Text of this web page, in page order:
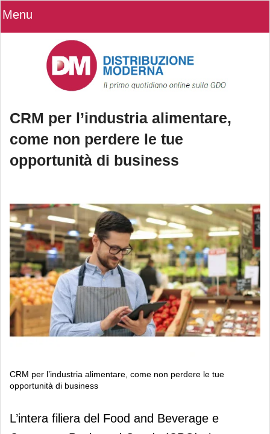
Menu
CRM per l’industria alimentare,
come non perdere le tue
opportunità di business
CRM per l’industria alimentare, come non perdere le tue
opportunità di business
CRM per l’industria alimentare, come
non perdere le tue opportunità di
L’intera filiera del Food and Beverage e